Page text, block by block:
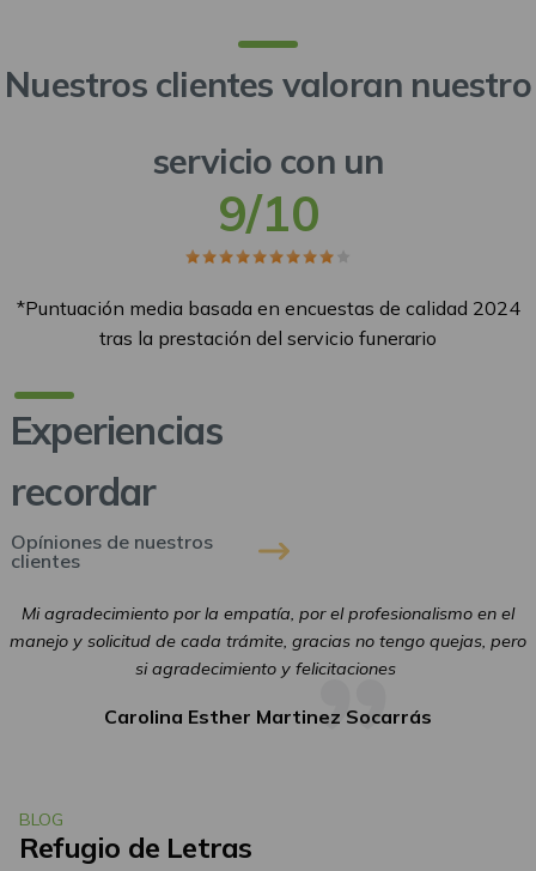
Nuestros clientes valoran nuestro
servicio con un
Numero de calificacion
9/10
Estrellas
Body
*Puntuación media basada en encuestas de calidad 2024
tras la prestación del servicio funerario
Experiencias
recordar
Opíniones de nuestros
clientes
Mi agradecimiento por la empatía, por el profesionalismo en el
manejo y solicitud de cada trámite, gracias no tengo quejas, pero
si agradecimiento y felicitaciones
Carolina Esther Martinez Socarrás
BLOG
Refugio de Letras